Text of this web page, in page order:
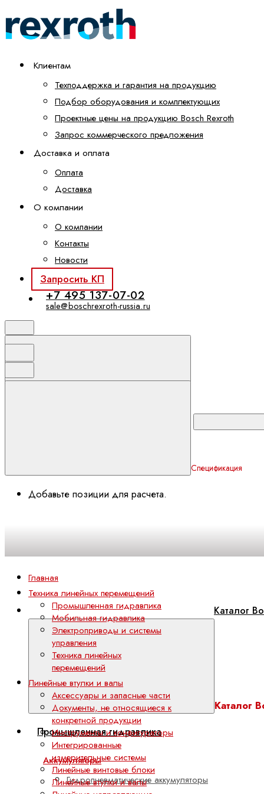
Клиентам
Техподдержка и гарантия на продукцию
Подбор оборудования и комплектующих
Проектные цены на продукцию Bosch Rexroth
Запрос коммерческого предложения
Доставка и оплата
Оплата
Доставка
О компании
О компании
Контакты
Новости
Запросить КП
+7 495 137-07-02
sale@boschrexroth-russia.ru
Спецификация
Добавьте позиции для расчета.
Каталог
Каталог
Промышленная гидравлика
Аккумуляторы
Гидропневматические аккумуляторы
Главная
Техника линейных перемещений
Промышленная гидравлика
Мобильная гидравлика
Электроприводы и системы
управления
Техника линейных
перемещений
Линейные втулки и валы
Аксессуары и запасные части
Документы, не относящиеся к
конкретной продукции
Инструменты и конфигураторы
Интегрированные
измерительные системы
Линейные винтовые блоки
Линейные втулки и валы